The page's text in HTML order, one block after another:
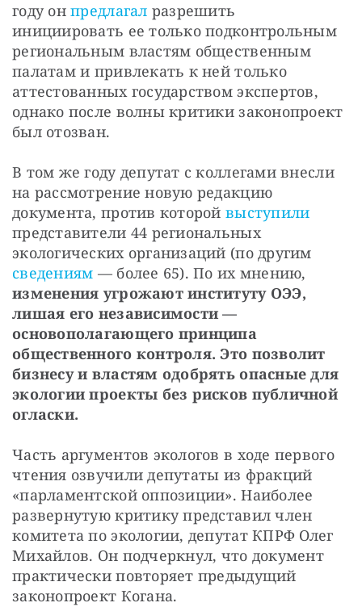
году он предлагал разрешить
инициировать ее только подконтрольным
региональным властям общественным
палатам и привлекать к ней только
аттестованных государством экспертов,
однако после волны критики законопроект
был отозван.
В том же году депутат с коллегами внесли
на рассмотрение новую редакцию
документа, против которой выступили
представители 44 региональных
сведениям
изменения угрожают институту ОЭЭ,
лишая его независимости —
основополагающего принципа
общественного контроля. Это позволит
бизнесу и властям одобрять опасные для
экологии проекты без рисков публичной
огласки.
Часть аргументов экологов в ходе первого
чтения озвучили депутаты из фракций
«парламентской оппозиции». Наиболее
развернутую критику представил член
комитета по экологии, депутат КПРФ Олег
Михайлов. Он подчеркнул, что документ
практически повторяет предыдущий
законопроект Когана.